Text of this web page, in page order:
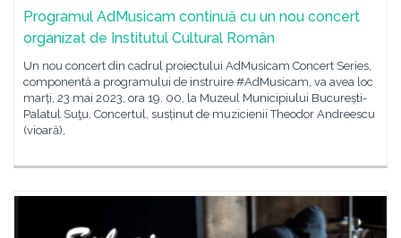
Programul AdMusicam continuă cu un nou concert
organizat de Institutul Cultural Român
Un nou concert din cadrul proiectului AdMusicam Concert Series,
componentă a programului de instruire #AdMusicam, va avea loc
marți, 23 mai 2023, ora 19. 00, la Muzeul Municipiului București-
Palatul Suţu. Concertul, susținut de muzicienii Theodor Andreescu
(vioară),